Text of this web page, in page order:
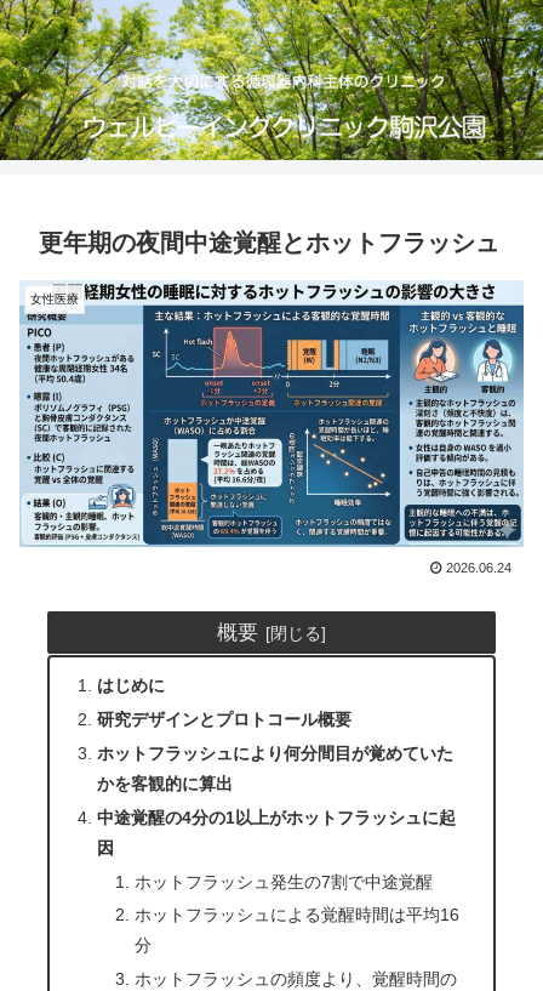
更年期の夜間中途覚醒とホットフラッシュ
女性医療
2026.06.24
概要
はじめに
研究デザインとプロトコール概要
ホットフラッシュにより何分間目が覚めていた
かを客観的に算出
中途覚醒の4分の1以上がホットフラッシュに起
因
ホットフラッシュ発生の7割で中途覚醒
ホットフラッシュによる覚醒時間は平均16
分
ホットフラッシュの頻度より、覚醒時間の